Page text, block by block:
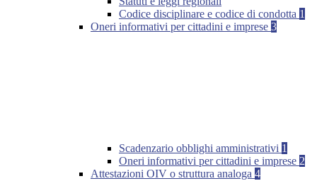
Codice disciplinare e codice di condotta 1
Oneri informativi per cittadini e imprese 3
Scadenzario obblighi amministrativi 1
Oneri informativi per cittadini e imprese 2
Attestazioni OIV o struttura analoga 4